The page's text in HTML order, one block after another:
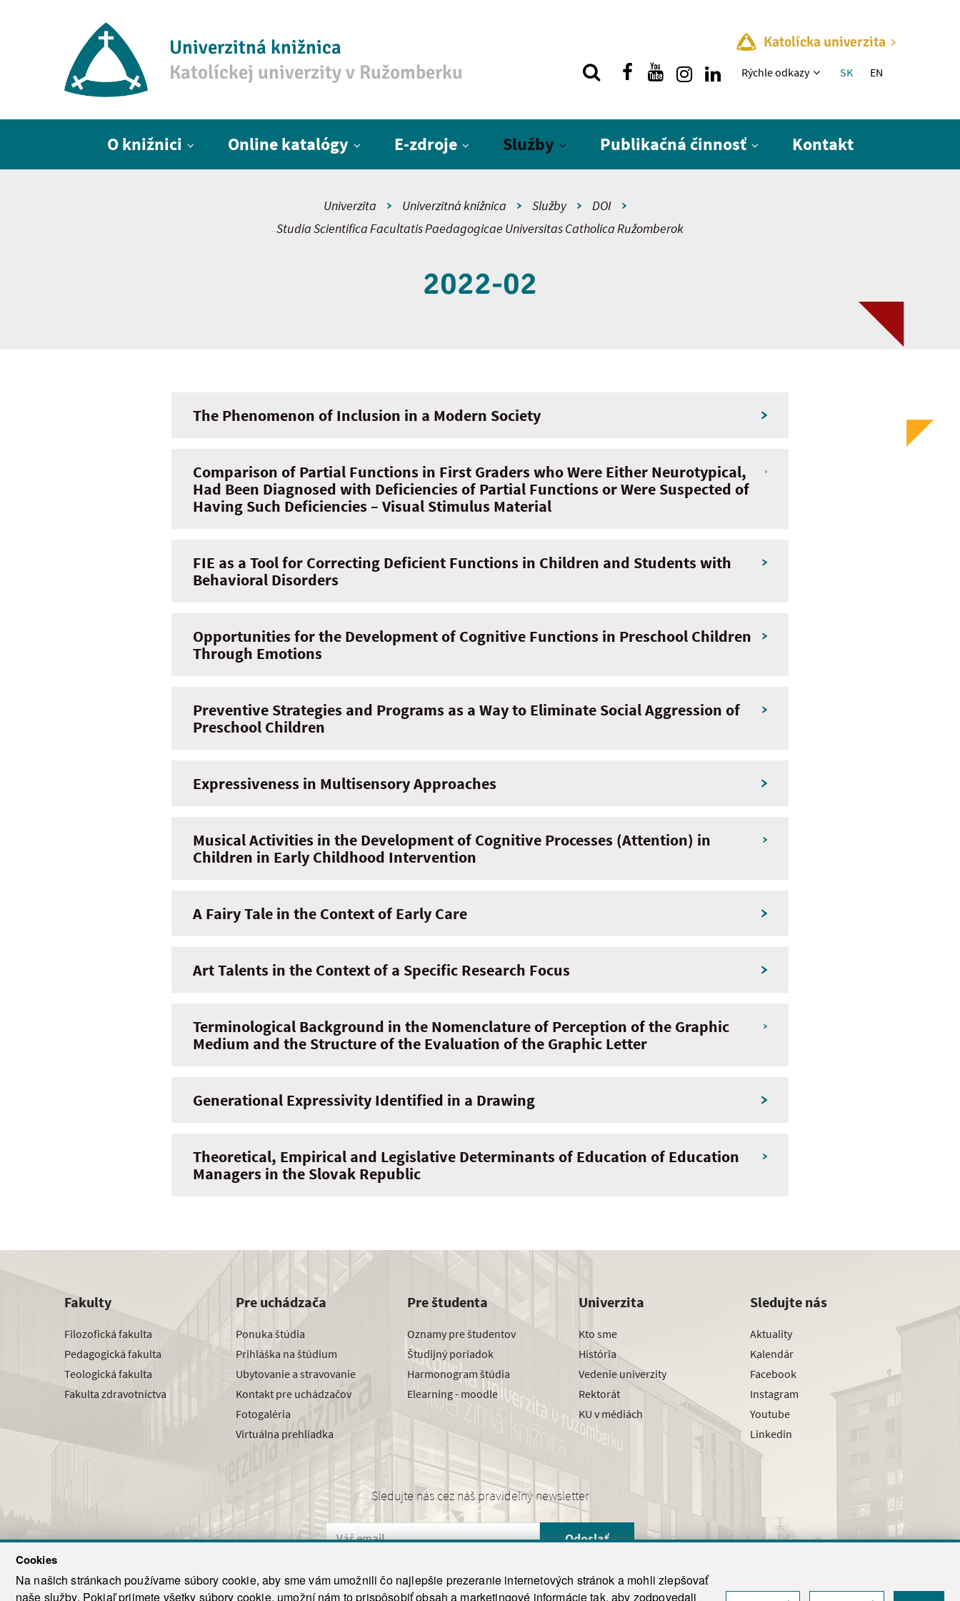
Cookies
Na našich stránkach používame súbory cookie, aby sme vám umožnili čo najlepšie prezeranie internetových stránok a mohli zlepšovať
naše služby. Pokiaľ prijmete všetky súbory cookie, umožní nám to prispôsobiť obsah a marketingové informácie tak, aby zodpovedali
Univerzitná knižnica
Katolíckej univerzity v Ružomberku
Katolícka univerzita
Rýchle menu
Rýchle odkazy SK EN
O knižnici Online katalógy E-zdroje Služby Publikačná činnosť Kontakt
Univerzita Univerzitná knižnica Služby
DOI
Studia Scientifica Facultatis Paedagogicae Universitas Catholica Ružomberok
2022-02
The Phenomenon of Inclusion in a Modern Society
Comparison of Partial Functions in First Graders who Were Either Neurotypical,
Had Been Diagnosed with Deficiencies of Partial Functions or Were Suspected of
Having Such Deficiencies – Visual Stimulus Material
FIE as a Tool for Correcting Deficient Functions in Children and Students with
Behavioral Disorders
Opportunities for the Development of Cognitive Functions in Preschool Children
Through Emotions
Preventive Strategies and Programs as a Way to Eliminate Social Aggression of
Preschool Children
Expressiveness in Multisensory Approaches
Musical Activities in the Development of Cognitive Processes (Attention) in
Children in Early Childhood Intervention
A Fairy Tale in the Context of Early Care
Art Talents in the Context of a Specific Research Focus
Terminological Background in the Nomenclature of Perception of the Graphic
Medium and the Structure of the Evaluation of the Graphic Letter
Generational Expressivity Identified in a Drawing
Theoretical, Empirical and Legislative Determinants of Education of Education
Managers in the Slovak Republic
Fakulty
Filozofická fakulta
Pedagogická fakulta
Teologická fakulta
Fakulta zdravotníctva
Pre uchádzača
Ponuka štúdia
Prihláška na štúdium
Ubytovanie a stravovanie
Kontakt pre uchádzačov
Fotogaléria
Virtuálna prehliadka
Pre študenta
Oznamy pre študentov
Študijný poriadok
Harmonogram štúdia
Elearning - moodle
Univerzita
Kto sme
História
Vedenie univerzity
Rektorát
KU v médiách
Sledujte nás
Aktuality
Kalendár
Facebook
Instagram
Youtube
Linkedin
Sledujte nás cez náš pravidelný newsletter
Odoslať